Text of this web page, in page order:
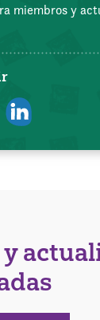
miembros y